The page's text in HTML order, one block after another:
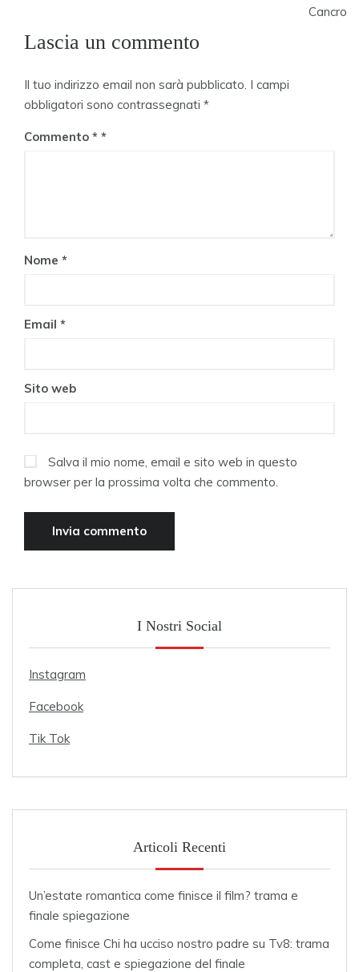
Cancro
Lascia un commento
Il tuo indirizzo email non sarà pubblicato. I campi
obbligatori sono contrassegnati *
Commento *
Nome *
Email *
Sito web
Salva il mio nome, email e sito web in questo
browser per la prossima volta che commento.
I Nostri Social
Instagram
Facebook
Tik Tok
Articoli Recenti
Un’estate romantica come finisce il film? trama e
finale spiegazione
Come finisce Chi ha ucciso nostro padre su Tv8: trama
completa, cast e spiegazione del finale